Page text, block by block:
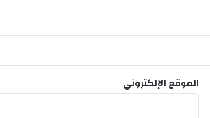
الموقع الإلكتروني